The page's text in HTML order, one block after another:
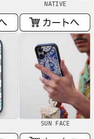
NATIVE
SUN FACE